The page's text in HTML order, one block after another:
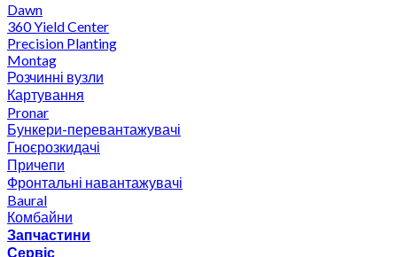
Dawn
360 Yield Center
Precision Planting
Montag
Розчинні вузли
Картування
Pronar
Бункери-перевантажувачі
Гноєрозкидачі
Причепи
Фронтальні навантажувачі
Baural
Комбайни
Запчастини
Сервіс